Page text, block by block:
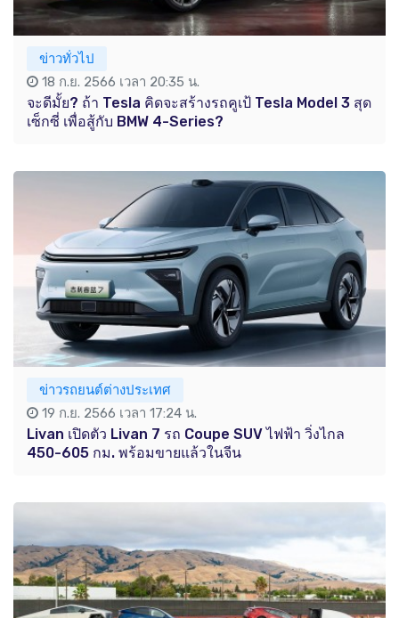
ข่าวทั่วไป
18 ก.ย. 2566 เวลา 20:35 น.
จะดีมั้ย? ถ้า Tesla คิดจะสร้างรถคูเป้ Tesla Model 3 สุด
เซ็กซี่ เพื่อสู้กับ BMW 4-Series?
ข่าวรถยนต์ต่างประเทศ
19 ก.ย. 2566 เวลา 17:24 น.
Livan เปิดตัว Livan 7 รถ Coupe SUV ไฟฟ้า วิ่งไกล
450-605 กม. พร้อมขายแล้วในจีน